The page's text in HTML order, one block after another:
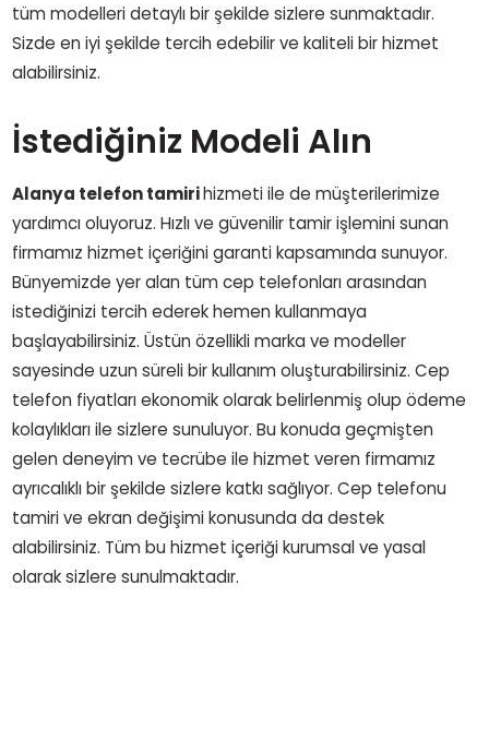
tüm modelleri detaylı bir şekilde sizlere sunmaktadır.
Sizde en iyi şekilde tercih edebilir ve kaliteli bir hizmet
alabilirsiniz.
İstediğiniz Modeli Alın
Alanya telefon tamirihizmeti ile de müşterilerimize
yardımcı oluyoruz. Hızlı ve güvenilir tamir işlemini sunan
firmamız hizmet içeriğini garanti kapsamında sunuyor.
Bünyemizde yer alan tüm cep telefonları arasından
istediğinizi tercih ederek hemen kullanmaya
başlayabilirsiniz. Üstün özellikli marka ve modeller
sayesinde uzun süreli bir kullanım oluşturabilirsiniz. Cep
telefon fiyatları ekonomik olarak belirlenmiş olup ödeme
kolaylıkları ile sizlere sunuluyor. Bu konuda geçmişten
gelen deneyim ve tecrübe ile hizmet veren firmamız
ayrıcalıklı bir şekilde sizlere katkı sağlıyor. Cep telefonu
tamiri ve ekran değişimi konusunda da destek
alabilirsiniz. Tüm bu hizmet içeriği kurumsal ve yasal
olarak sizlere sunulmaktadır.